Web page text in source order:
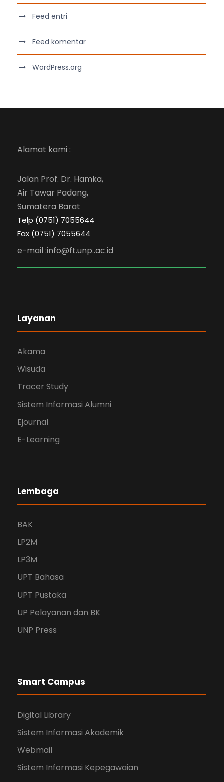
Feed entri
Feed komentar
WordPress.org
Alamat kami :
Jalan Prof. Dr. Hamka,
Air Tawar Padang,
Sumatera Barat
Telp (0751) 7055644
Fax (0751) 7055644
e-mail :info@ft.unp..ac.id
Layanan
Akama
Wisuda
Tracer Study
Sistem Informasi Alumni
Ejournal
E-Learning
Lembaga
BAK
LP2M
LP3M
UPT Bahasa
UPT Pustaka
UP Pelayanan dan BK
UNP Press
Smart Campus
Digital Library
Sistem Informasi Akademik
Webmail
Sistem Informasi Kepegawaian